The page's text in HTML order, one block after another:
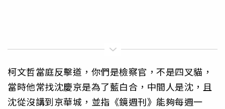
柯文哲當庭反擊道，你們是檢察官，不是四叉貓，
當時他常找沈慶京是為了藍白合，中間人是沈，且
沈從沒講到京華城，並指《鏡週刊》能夠每週一